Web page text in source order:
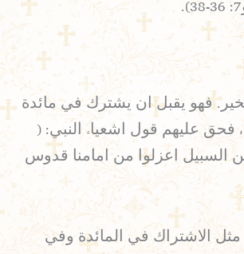
فهو يقبل ان يشترك في مائدة
فحق عليهم قول اشعياء النبي: (
السبيل اعزلوا من امامنا قدوس
مثل الاشتراك في المائدة وفي